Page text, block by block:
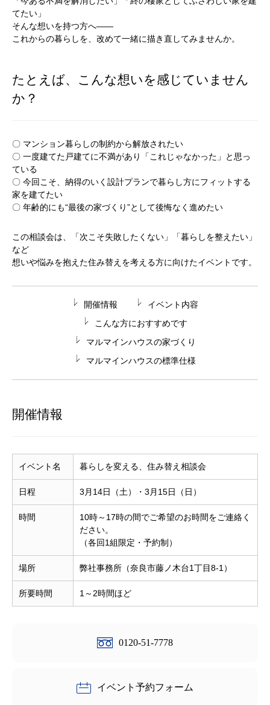
てたい」
そんな想いを持つ方へ――
これからの暮らしを、改めて一緒に描き直してみませんか。
たとえば、こんな想いを感じていません
か？
〇 マンション暮らしの制約から解放されたい
〇 一度建てた戸建てに不満があり「これじゃなかった」と思っ
ている
〇 今回こそ、納得のいく設計プランで暮らし方にフィットする
家を建てたい
〇 年齢的にも“最後の家づくり”として後悔なく進めたい
この相談会は、「次こそ失敗したくない」「暮らしを整えたい」
など
想いや悩みを抱えた住み替えを考える方に向けたイベントです。
開催情報
イベント内容
こんな方におすすめです
マルマインハウスの家づくり
マルマインハウスの標準仕様
開催情報
イベント名 暮らしを変える、住み替え相談会
日程 3月14日（土）・3月15日（日）
時間
10時～17時の間でご希望のお時間をご連絡く
ださい。
（各回1組限定・予約制）
場所 弊社事務所（奈良市藤ノ木台1丁目8-1）
所要時間 1～2時間ほど
0120-51-7778
イベント予約フォーム